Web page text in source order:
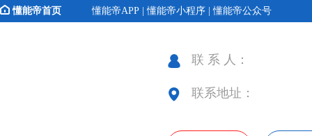
懂能帝首页 懂能帝APP | 懂能帝小程序 | 懂能帝公众号
联 系 人：
联系地址：